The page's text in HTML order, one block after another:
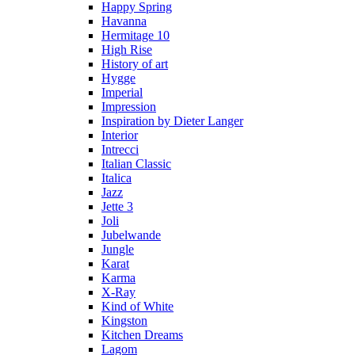
Happy Spring
Havanna
Hermitage 10
High Rise
History of art
Hygge
Imperial
Impression
Inspiration by Dieter Langer
Interior
Intrecci
Italian Classic
Italica
Jazz
Jette 3
Joli
Jubelwande
Jungle
Karat
Karma
Х-Ray
Kind of White
Kingston
Kitchen Dreams
Lagom